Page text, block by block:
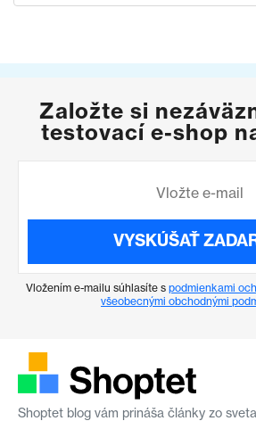
Založte si
testovací e-shop
VYSKÚŠAŤ
Vložením e-mailu súhlasíte s podmienkami
všeobecnými obchodnými
Shoptet blog vám prináša články zo